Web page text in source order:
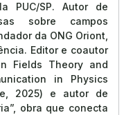
PUC/SP. Autor de
sobre campos
da ONG Oriont,
Editor e coautor
Fields Theory and
in Physics
2025) e autor de
obra que conecta